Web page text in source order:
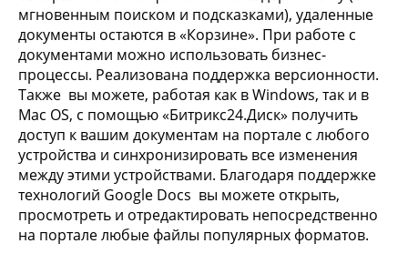
мгновенным поиском и подсказками), удаленные
документы остаются в «Корзине». При работе с
документами можно использовать бизнес-
процессы. Реализована поддержка версионности.
Также вы можете, работая как в Windows, так и в
Mac OS, с помощью «Битрикс24.Диск» получить
доступ к вашим документам на портале с любого
устройства и синхронизировать все изменения
между этими устройствами. Благодаря поддержке
технологий Google Docs вы можете открыть,
просмотреть и отредактировать непосредственно
на портале любые файлы популярных форматов.